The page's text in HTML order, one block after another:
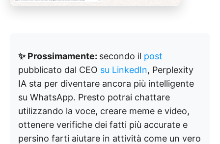
✨ Prossimamente: secondo il post
pubblicato dal CEO su LinkedIn, Perplexity
IA sta per diventare ancora più intelligente
su WhatsApp. Presto potrai chattare
utilizzando la voce, creare meme e video,
ottenere verifiche dei fatti più accurate e
persino farti aiutare in attività come un vero